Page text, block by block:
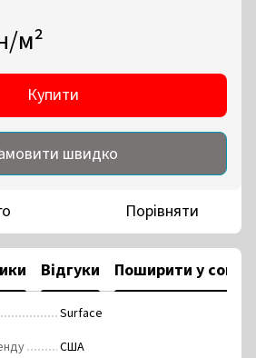
м²
Купити
швидко
Порівняти
Відгуки Поширити у
Surface
США